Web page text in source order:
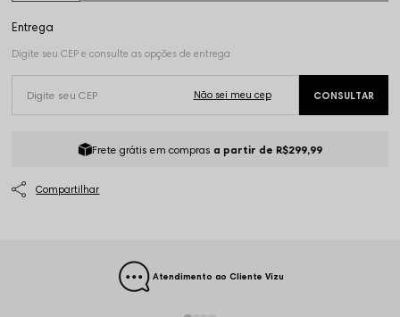
Frete grátis em compras a partir de R$299,99
Atendimento ao Cliente Vizu